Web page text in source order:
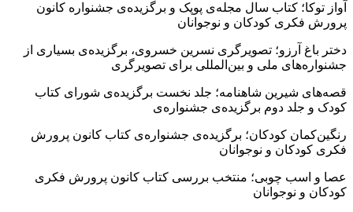
آواز توکا؛ کتاب سال مجله‌ی پوپک و برگزیده‌ی جشنواره کانون
پرورش فکری کودکان و نوجوانان
دختر باغ آرزو؛ تصویرگری نسرین خسروی، برگزیده‌ی بسیاری از
جشنواره‌های ملی و بین‌المللی برای تصویرگری‌
قصه‌های شیرین شاهنامه؛ جلد نخست برگزیده‌ی شورای کتاب
کودک و جلد دوم برگزیده‌ی جشنواره‌ی
رنگین‌کمان کودکان؛ برگزیده‌ی جشنواره‌ی کتاب کانون پرورش
فکری کودکان و نوجوانان
عصا و اسب چوبی؛ منتخب بررسی کتاب کانون پرورش فکری
کودکان و نوجوانان